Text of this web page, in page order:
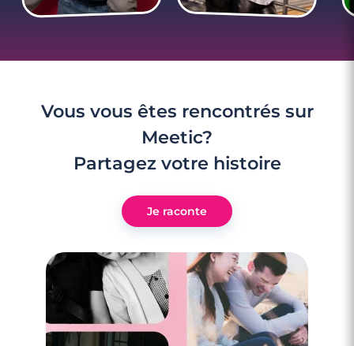
Vous vous êtes rencontrés sur
Meetic?
Partagez votre histoire
Je raconte